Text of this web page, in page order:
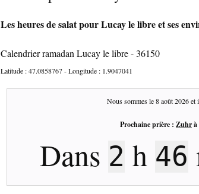
Les heures de salat pour Lucay le libre et ses
Calendrier ramadan Lucay le libre - 36150
Latitude :47.0858767- Longitude : 1.9047041
Nous sommes le8 août 2026et
Prochaine prière : Zuhrà
Dans 2 h 46